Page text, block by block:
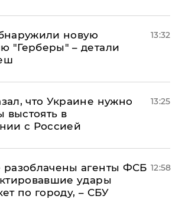
новую
"Герберы" – детали
13:32
что Украине нужно
выстоять в
с Россией
13:25
разоблачены агенты ФСБ
удары
по городу, – СБУ
12:58